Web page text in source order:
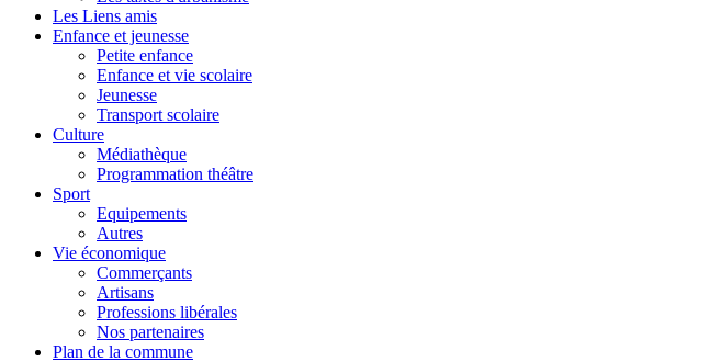
Les Liens amis
Enfance et jeunesse
Petite enfance
Enfance et vie scolaire
Jeunesse
Transport scolaire
Culture
Médiathèque
Programmation théâtre
Sport
Equipements
Autres
Vie économique
Commerçants
Artisans
Professions libérales
Nos partenaires
Plan de la commune